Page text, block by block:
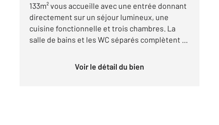
133m² vous accueille avec une entrée donnant
directement sur un séjour lumineux, une
cuisine fonctionnelle et trois chambres. La
salle de bains et les WC séparés complètent ...
Voir le détail du bien